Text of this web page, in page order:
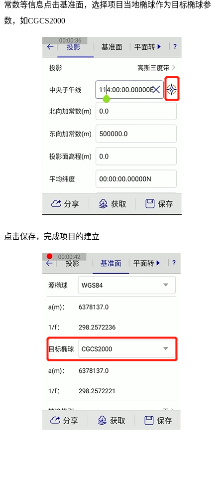
常数等信息点击基准面，选择项目当地椭球作为 目标椭球参
数，如CGCS2000
点击保存，完成项目的建立